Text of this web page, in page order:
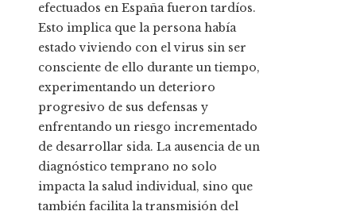
efectuados en España fueron tardíos.
Esto implica que la persona había
estado viviendo con el virus sin ser
consciente de ello durante un tiempo,
experimentando un deterioro
progresivo de sus defensas y
enfrentando un riesgo incrementado
de desarrollar sida. La ausencia de un
diagnóstico temprano no solo
impacta la salud individual, sino que
también facilita la transmisión del